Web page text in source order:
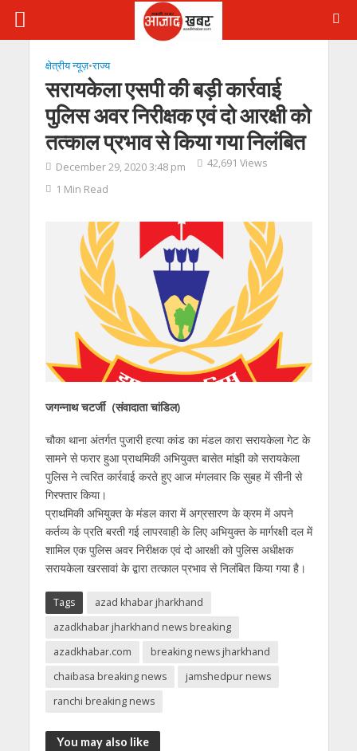
क्षेत्रीय न्यूज़•राज्य
सरायकेला एसपी की बड़ी कार्रवाई
पुलिस अवर निरीक्षक एवं दो आरक्षी को
तत्काल प्रभाव से किया गया निलंबित
December 29, 2020 3:48 pm
42,691 Views
1 Min Read
जगन्नाथ चटर्जी (संवादाता चांडिल)
चौका थाना अंतर्गत पुजारी हत्या कांड का मंडल कारा सरायकेला गेट के
सामने से फरार हुआ प्राथमिकी अभियुक्त बासेत मांझी को सरायकेला
पुलिस ने त्वरित कार्रवाई करते हुए आज मंगलवार कि सुबह में सीनी से
गिरफ्तार किया।
प्राथमिकी अभियुक्त के मंडल कारा में अग्रसारण के क्रम में अपने
कर्तव्य के प्रति बरती गई लापरवाही के लिए अभियुक्त के मार्गरक्षी दल में
शामिल एक पुलिस अवर निरीक्षक एवं दो आरक्षी को पुलिस अधीक्षक
सरायकेला खरसावां के द्वारा तत्काल प्रभाव से निलंबित किया गया है।
Tags
azad khabar jharkhand
azadkhabar jharkhand news breaking
azadkhabar.com
breaking news jharkhand
chaibasa breaking news
jamshedpur news
ranchi breaking news
You may also like